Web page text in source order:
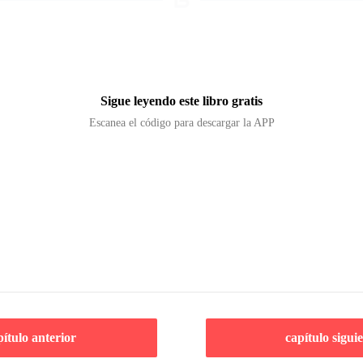
Sigue leyendo este libro gratis
Escanea el código para descargar la APP
anterior capítulo